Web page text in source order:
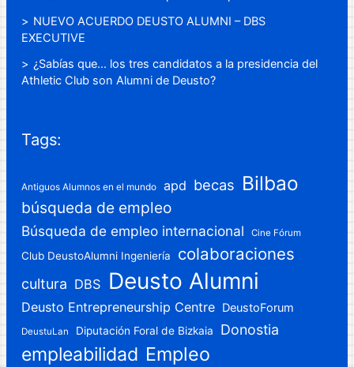
NUEVO ACUERDO DEUSTO ALUMNI – DBS
EXECUTIVE
¿Sabías que… los tres candidatos a la presidencia del
Athletic Club son Alumni de Deusto?
Tags:
Antiguos Alumnos en el mundo apd becas Bilbao
búsqueda de empleo
Búsqueda de empleo internacional Cine Fórum
Club DeustoAlumni Ingeniería colaboraciones
cultura DBS Deusto Alumni
Deusto Entrepreneurship Centre DeustoForum
DeustuLan Diputación Foral de Bizkaia Donostia
empleabilidad Empleo